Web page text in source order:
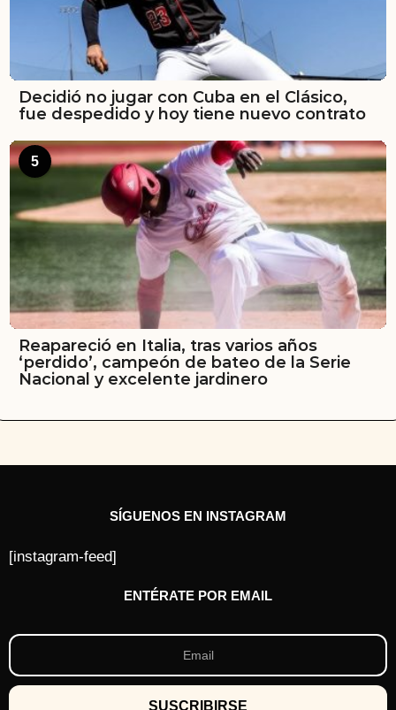
Decidió no jugar con Cuba en el Clásico,
fue despedido y hoy tiene nuevo contrato
5
Reapareció en Italia, tras varios años
‘perdido’, campeón de bateo de la Serie
Nacional y excelente jardinero
SÍGUENOS EN INSTAGRAM
[instagram-feed]
ENTÉRATE POR EMAIL